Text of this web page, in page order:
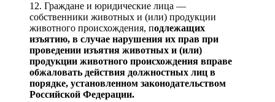
12. Граждане и юридические лица —
собственники животных и (или) продукции
животного происхождения, подлежащих
изъятию, в случае нарушения их прав при
проведении изъятия животных и (или)
продукции животного происхождения вправе
обжаловать действия должностных лиц в
порядке, установленном законодательством
Российской Федерации.